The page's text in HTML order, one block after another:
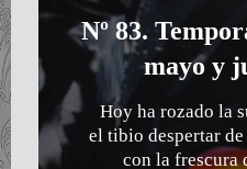
Nº 83.
mayo y
Hoy ha rozado la
el tibio despertar
con la frescura